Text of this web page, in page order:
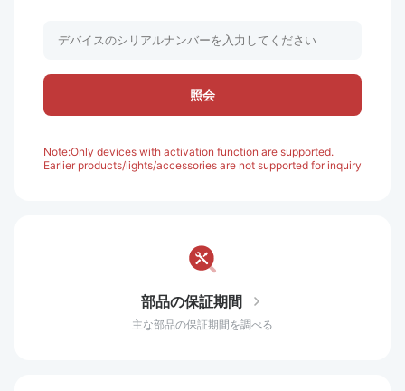
照会
Note:Only devices with activation function are supported.
Earlier products/lights/accessories are not supported for inquiry
部品の保証期間
主な部品の保証期間を調べる